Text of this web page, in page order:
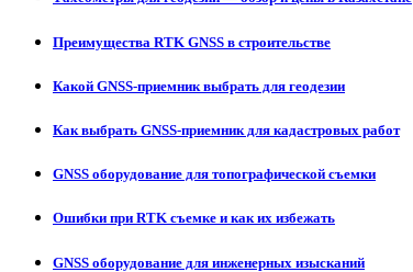
Преимущества RTK GNSS в строительстве
Какой GNSS-приемник выбрать для геодезии
Как выбрать GNSS-приемник для кадастровых работ
GNSS оборудование для топографической съемки
Ошибки при RTK съемке и как их избежать
GNSS оборудование для инженерных изысканий